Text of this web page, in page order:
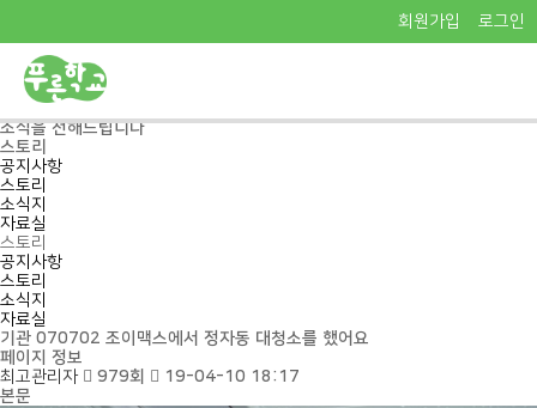
회원가입 로그인
Pureun School
푸른학교의
소식을 전해드립니다
스토리
공지사항
스토리
소식지
자료실
스토리
공지사항
스토리
소식지
자료실
기관 070702 조이맥스에서 정자동 대청소를 했어요
페이지 정보
최고관리자
979회
19-04-10 18:17
본문
열람중